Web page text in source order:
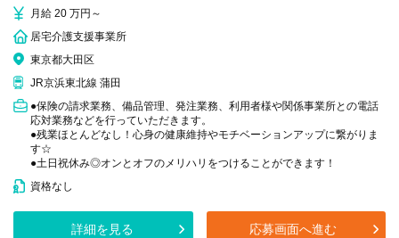
月給 20 万円～
居宅介護支援事業所
東京都大田区
JR京浜東北線 蒲田
●保険の請求業務、備品管理、発注業務、利用者様や関係事業所との電話
応対業務などを行っていただきます。
●残業ほとんどなし！心身の健康維持やモチベーションアップに繋がりま
す☆
●土日祝休み◎オンとオフのメリハリをつけることができます！
資格なし
詳細を見る 応募画面へ進む